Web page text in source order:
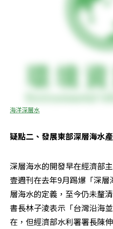
海洋深層水
疑點二、發展東部深層海水
深層海水的開發早在經濟部
壹週刊在去年9月踢爆「深
層海水的定義，至今仍未釐
書長林子淩表示「台灣沿海
在，但經濟部水利署署長陳